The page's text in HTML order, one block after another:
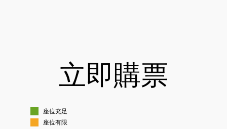
立即購票
座位充足
座位有限